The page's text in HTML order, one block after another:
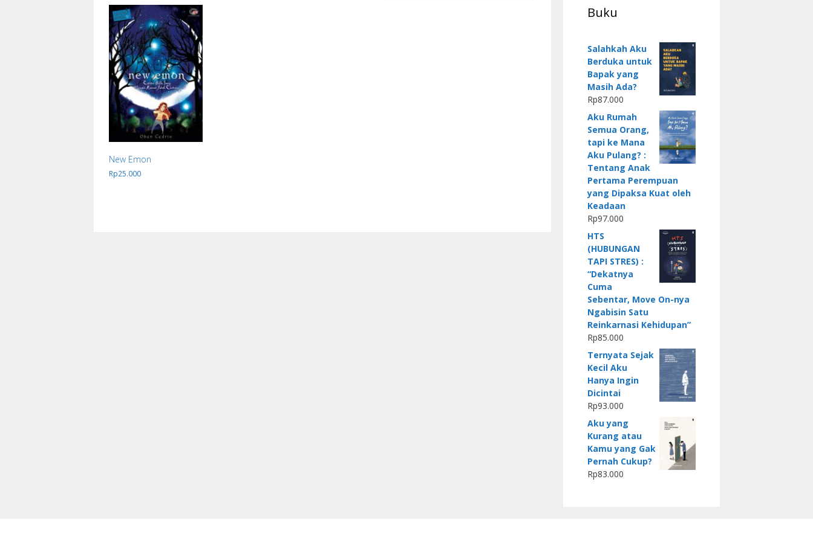
New Emon
Rp25.000
Buku
Salahkah Aku
Berduka untuk
Bapak yang
Masih Ada?
Rp87.000
Aku Rumah
Semua Orang,
tapi ke Mana
Aku Pulang? :
Tentang Anak
Pertama Perempuan
yang Dipaksa Kuat oleh
Keadaan
Rp97.000
HTS
(HUBUNGAN
TAPI STRES) :
“Dekatnya
Cuma
Sebentar, Move On-nya
Ngabisin Satu
Reinkarnasi Kehidupan”
Rp85.000
Ternyata Sejak
Kecil Aku
Hanya Ingin
Dicintai
Rp93.000
Aku yang
Kurang atau
Kamu yang Gak
Pernah Cukup?
Rp83.000